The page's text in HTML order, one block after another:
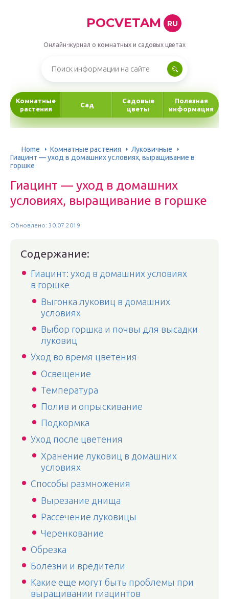
POCVETAM RU
Онлайн-журнал о комнатных и садовых цветах
Комнатные
растения
Сад
Садовые
цветы
Полезная
информация
Home Комнатные растения
Луковичные
Гиацинт — уход в домашних условиях, выращивание в
горшке
Гиацинт — уход в домашних
условиях, выращивание в горшке
Обновлено: 30.07.2019
Содержание:
Гиацинт: уход в домашних условиях
в горшке
Выгонка луковиц в домашних
условиях
Выбор горшка и почвы для высадки
луковиц
Уход во время цветения
Освещение
Температура
Полив и опрыскивание
Подкормка
Уход после цветения
Хранение луковиц в домашних
условиях
Способы размножения
Вырезание днища
Рассечение луковицы
Черенкование
Обрезка
Болезни и вредители
Какие еще могут быть проблемы при
выращивании гиацинтов